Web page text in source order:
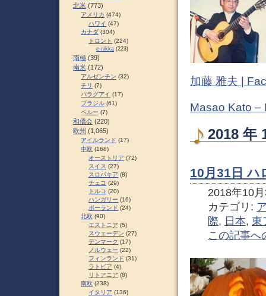
加藤 雅夫 |
Masao Kato –
2018 年
10月31日 ハ
2018年10
カテゴリ:
際, 日本, 東
この記事へ
北米 (773)
アメリカ (474)
ハワイ (47)
カナダ (304)
トロント (224)
e-nikka (223)
南極 (39)
南米 (172)
アルゼンチン (32)
チリ (7)
パラグアイ (17)
ブラジル (61)
ペルー (7)
和僑会 (220)
欧州 (1,065)
アイルランド (17)
中欧 (168)
オーストリア (72)
スイス (27)
スロパキア (8)
チェコ (29)
トルコ (20)
ハンガリー (16)
ポーランド (24)
北欧 (90)
エストニア (5)
スウェーデン (27)
デンマーク (17)
ノルウェー (22)
フィンランド (31)
ラトビア (4)
リトアニア (8)
南欧 (238)
イタリア (136)